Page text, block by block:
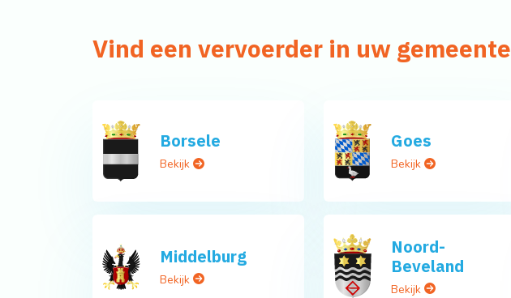
Vind een vervoerder in uw gemeente
Borsele
Bekijk
Goes
Bekijk
Middelburg
Bekijk
Noord-
Beveland
Bekijk